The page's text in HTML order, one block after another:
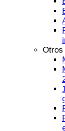
Otros